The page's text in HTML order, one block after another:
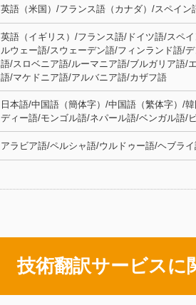
英語（米国）/フランス語（カナダ）/スペイ
英語（イギリス）/フランス語/ドイツ語/スペ
ルウェー語/スウェーデン語/フィンランド語/
語/スロベニア語/ルーマニア語/ブルガリア語/
語/マケドニア語/アルバニア語/カザフ語
日本語/中国語（簡体字）/中国語（繁体字）/
ディー語/モンゴル語/ネパール語/ベンガル語/
アラビア語/ペルシャ語/ウルドゥー語/ヘブラ
技術翻訳サービスに